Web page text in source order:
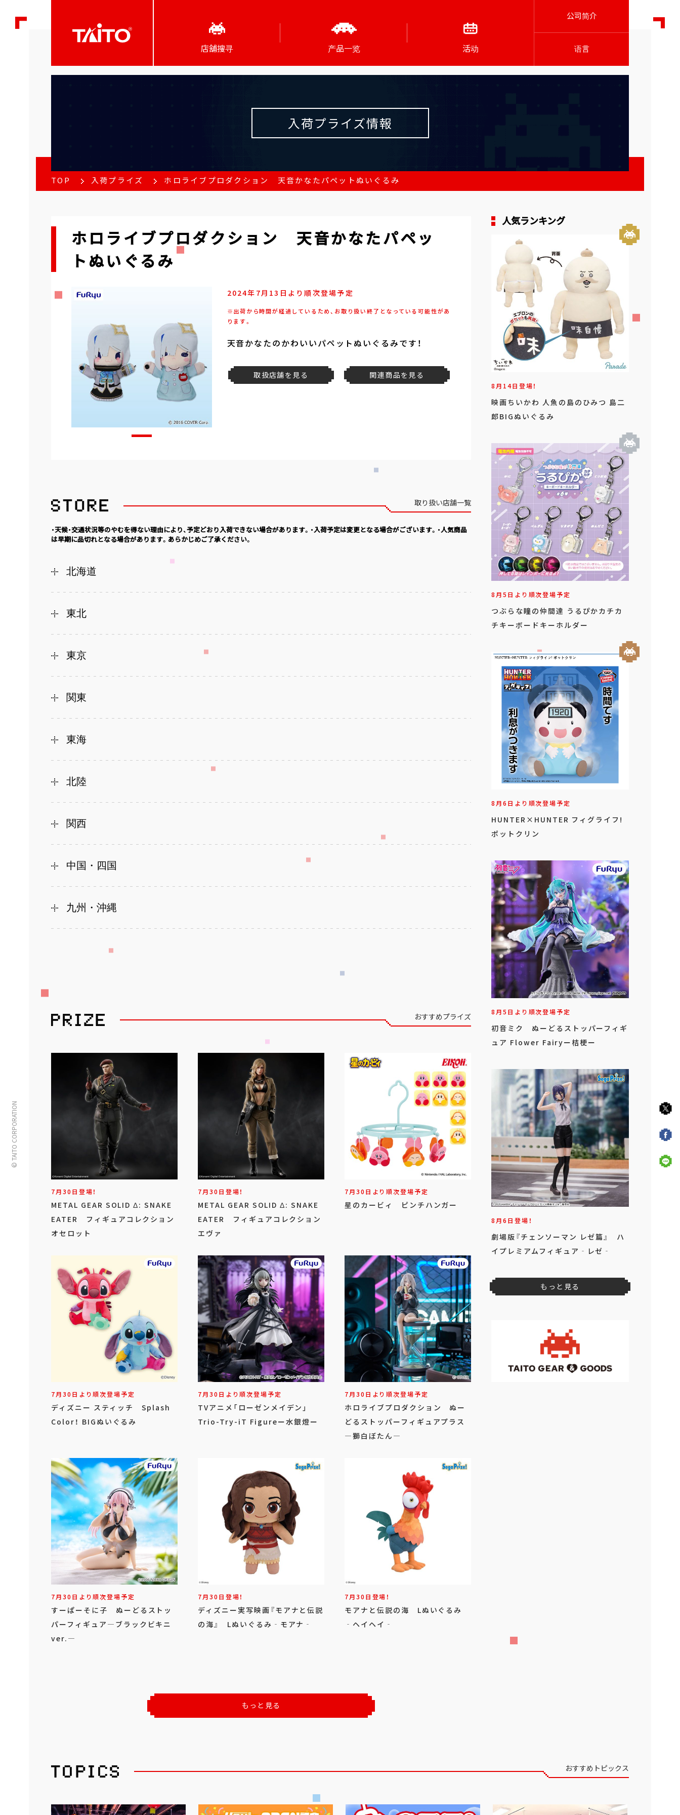
店舖搜寻 产品一览 活动
公司简介
语言
© TAITO CORPORATION
入荷プライズ情報
TOP 入荷プライズ ホロライブプロダクション 天音かなたパペットぬいぐるみ
ホロライブプロダクション 天音かなたパペッ
トぬいぐるみ
2024年7月13日より順次登場予定
※出荷から時間が経過しているため、お取り扱い終了となっている可能性があ
ります。
天音かなたのかわいいパペットぬいぐるみです！
取扱店舗を見る 関連商品を見る
取り扱い店舗一覧
・天候・交通状況等のやむを得ない理由により、予定どおり入荷できない場合があります。・入荷予定は変更となる場合がございます。・人気商品
は早期に品切れとなる場合があります。あらかじめご了承ください。
北海道
東北
東京
関東
東海
北陸
関西
中国・四国
九州・沖縄
おすすめプライズ
7月30日登場！
METAL GEAR SOLID Δ: SNAKE
EATER フィギュアコレクション
オセロット
7月30日登場！
METAL GEAR SOLID Δ: SNAKE
EATER フィギュアコレクション
エヴァ
7月30日より順次登場予定
星のカービィ ピンチハンガー
7月30日より順次登場予定
ディズニー スティッチ Splash
Color！ BIGぬいぐるみ
7月30日より順次登場予定
TVアニメ「ローゼンメイデン」
Trio-Try-iT Figureー水銀燈ー
7月30日より順次登場予定
ホロライブプロダクション ぬー
どるストッパーフィギュアプラス
―獅白ぼたん―
7月30日より順次登場予定
すーぱーそに子 ぬーどるストッ
パーフィギュア―ブラックビキニ
ver.―
7月30日登場！
ディズニー実写映画『モアナと伝説
の海』 Lぬいぐるみ‐モアナ‐
7月30日登場！
モアナと伝説の海 Lぬいぐるみ
‐ヘイヘイ‐
もっと見る
人気ランキング
8月14日登場！
映画ちいかわ 人魚の島のひみつ 島二
郎BIGぬいぐるみ
8月5日より順次登場予定
つぶらな瞳の仲間達 うるぴかカチカ
チキーボードキーホルダー
8月6日より順次登場予定
HUNTER×HUNTER フィグライフ!
ポットクリン
8月5日より順次登場予定
初音ミク ぬーどるストッパーフィギ
ュア Flower Fairyー桔梗ー
8月6日登場！
劇場版『チェンソーマン レゼ篇』 ハ
イプレミアムフィギュア‐レゼ‐
もっと見る
おすすめトピックス